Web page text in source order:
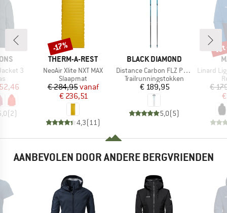
3
prijs
(2)
MERK
THERM-A-REST
Artikel
NeoAir Xlite NXT MAX
Productgroep
Slaapmat
Prijs
€ 284,95Verlaagde prijs
vanaf
€ 236,51
4,3(11 )
Korting
-17%
MERK
BLACK DIAMOND
Artikel
Distance Carbon FLZ Poles
Productgroep
Trailrunningstokken
Prijs
€ 189,95
5,0(5)
Artikel
Linard Light
€
AANBEVOLEN DOOR ANDERE BERGVRIENDEN